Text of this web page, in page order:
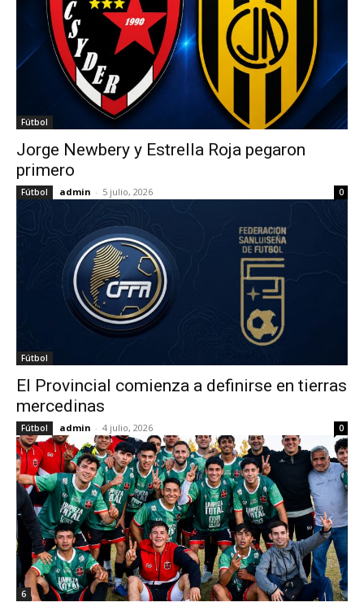
Fútbol
Jorge Newbery y Estrella Roja pegaron
primero
Fútbol admin - 5 julio, 2026 0
Fútbol
El Provincial comienza a definirse en tierras
mercedinas
Fútbol admin - 4 julio, 2026 0
6